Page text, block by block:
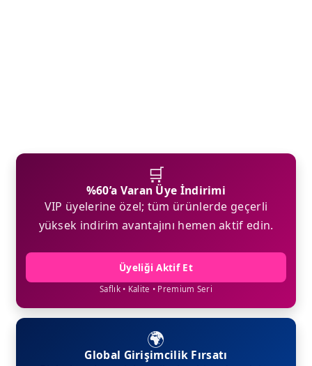
🛒
%60’a Varan Üye İndirimi
VIP üyelerine özel; tüm ürünlerde geçerli
yüksek indirim avantajını hemen aktif edin.
Üyeliği Aktif Et
Saflık • Kalite • Premium Seri
🌍
Global Girişimcilik Fırsatı